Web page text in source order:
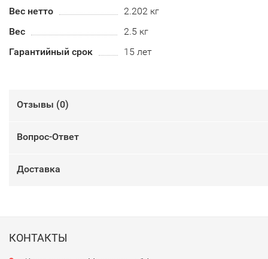
Вес нетто
2.202 кг
Вес
2.5 кг
Гарантийный срок
15 лет
Отзывы (0)
Вопрос-Ответ
Доставка
КОНТАКТЫ